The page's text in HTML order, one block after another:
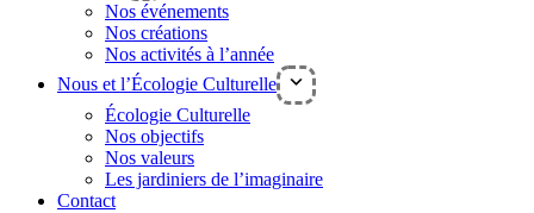
Nos événements
Nos créations
Nos activités à l’année
Nous et l’Écologie Culturelle
Écologie Culturelle
Nos objectifs
Nos valeurs
Les jardiniers de l’imaginaire
Contact